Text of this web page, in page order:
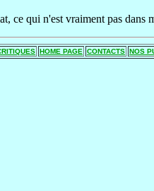
ce qui n'est vraiment pas dans
HOME PAGE CONTACTS NOS